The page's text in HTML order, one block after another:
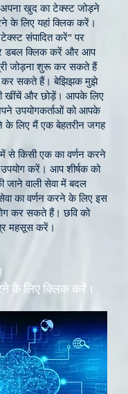
खुद का टेक्स्ट जोड़ने
के लिए यहां क्लिक करें।
संपादित करें" पर
डबल क्लिक करें और आप
जोड़ना शुरू कर सकते हैं
कर सकते हैं। बेझिझक मुझे
खींचें और छोड़ें। आपके लिए
उपयोगकर्ताओं को आपके
के लिए मैं एक बेहतरीन जगह
से किसी एक का वर्णन करने
करें। आप शीर्षक को
जाने वाली सेवा में बदल
का वर्णन करने के लिए इस
कर सकते हैं। छवि को
महसूस करें।
के लिए क्लिक करें।